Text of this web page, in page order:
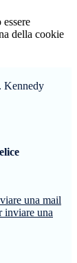
della cookie
Kennedy
una mail
inviare una